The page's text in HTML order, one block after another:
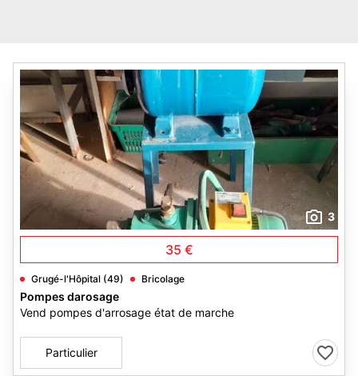
3
35 €
Grugé-l'Hôpital (49) Bricolage
Pompes darosage
Vend pompes d'arrosage état de marche
Particulier